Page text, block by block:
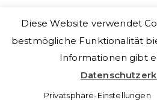
Copyright © 2026Doctors for
Franz-Ehrlich-Str. 12, 12489
Kontaktformular- Impressum-
Diese Website verwendet
bestmögliche Funktionalität
Informationen gibt
Privatsphäre-Einstellungen